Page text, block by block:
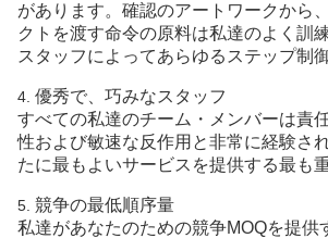
があります。確認のアートワークから
クトを渡す命令の原料は私達のよく訓
スタッフによってあらゆるステップ制
4. 優秀で、巧みなスタッフ
すべての私達のチーム・メンバーは責
性および敏速な反作用と非常に経験さ
たに最もよいサービスを提供する最も
5. 競争の最低順序量
私達があなたのための競争MOQを提供